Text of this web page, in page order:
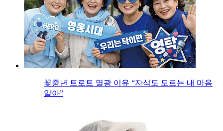
꽃중년 트로트 열광 이유 “자식도 모르는 내 마음
알아”